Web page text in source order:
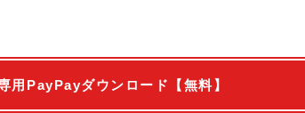
用PayPayダウンロード【無料】